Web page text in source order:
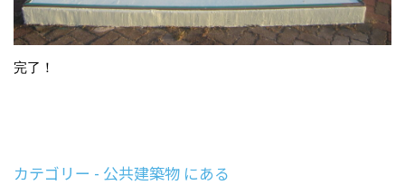
完了！
カテゴリー - 公共建築物 にある